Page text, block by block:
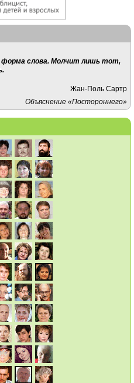
слова. Молчит лишь тот,
Жан-Поль Сартр
Объяснение «Постороннего»